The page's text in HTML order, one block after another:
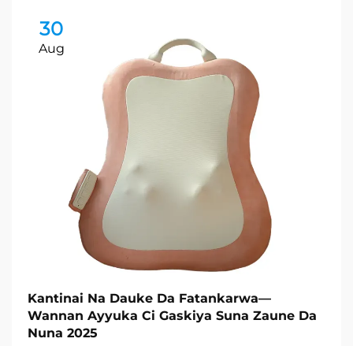
30
Aug
Kantinai Na Dauke Da Fatankarwa—
Wannan Ayyuka Ci Gaskiya Suna Zaune Da
Nuna 2025